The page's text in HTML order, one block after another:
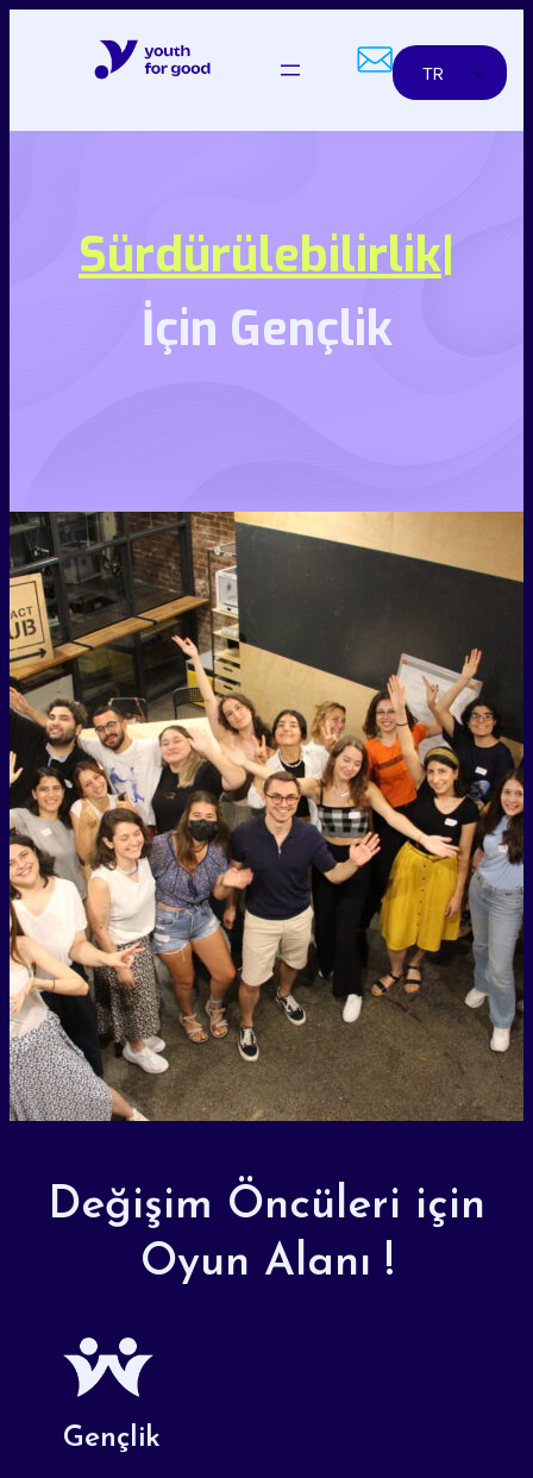
TR
Kap|
İçin Gençlik
Değişim Öncüleri için
Oyun Alanı !
Gençlik